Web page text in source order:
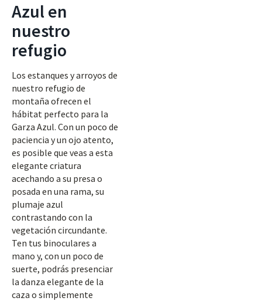
Azul en
nuestro
refugio
Los estanques y arroyos de
nuestro refugio de
montaña ofrecen el
hábitat perfecto para la
Garza Azul. Con un poco de
paciencia y un ojo atento,
es posible que veas a esta
elegante criatura
acechando a su presa o
posada en una rama, su
plumaje azul
contrastando con la
vegetación circundante.
Ten tus binoculares a
mano y, con un poco de
suerte, podrás presenciar
la danza elegante de la
caza o simplemente